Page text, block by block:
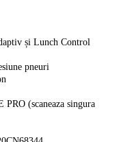
și Lunch Control
pneuri
(scaneaza singura